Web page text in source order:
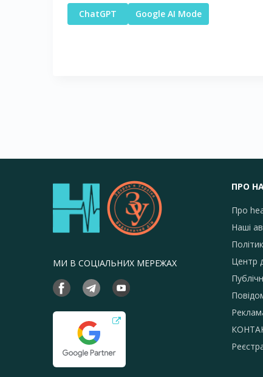
ChatGPT
Google AI Mode
МИ В СОЦІАЛЬНИХ МЕРЕЖАХ
ПРО
Про
Наші
Центр